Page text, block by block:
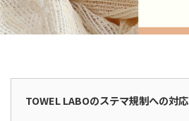
TOWEL LABOのステマ規制への対応